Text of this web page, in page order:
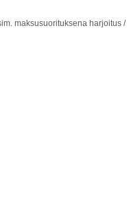
maksusuorituksena harjoitus /